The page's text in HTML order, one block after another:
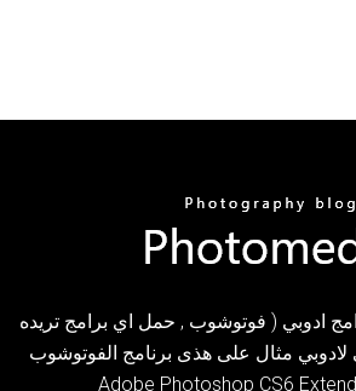
ادوبي ( فوتوشوب , حمل اي برامج تريده
مثال على هذى برنامج الفوتوشوب .
Adobe Photoshop CS6